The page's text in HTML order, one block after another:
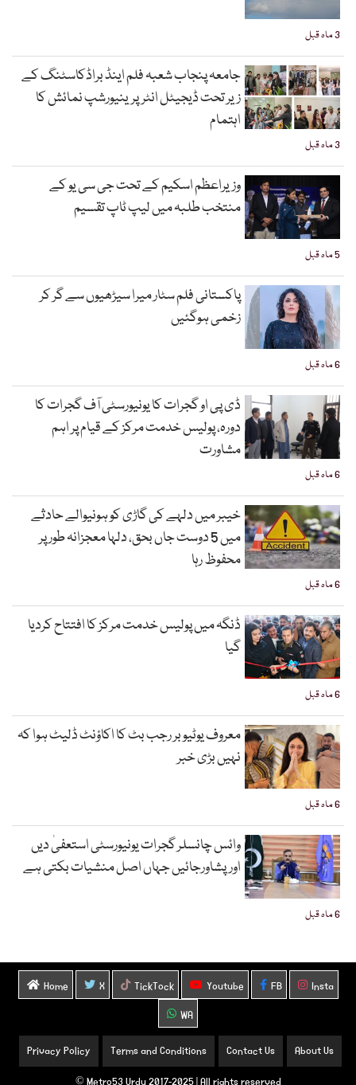
3 ماہ قبل
3 ماہ قبل
جامعہ پنجاب شعبہ فلم اینڈ براڈکاسٹنگ کے
زیر تحت ڈیجیٹل انٹرپرینیورشپ نمائش کا
اہتمام
5 ماہ قبل
وزیراعظم اسکیم کے تحت جی سی یو کے
منتخب طلبہ میں لیپ ٹاپ تقسیم
6 ماہ قبل
پاکستانی فلم سٹار میرا سیڑھیوں سے گر کر
زخمی ہوگئیں
6 ماہ قبل
ڈی پی او گجرات کا یونیورسٹی آف گجرات کا
دورہ، پولیس خدمت مرکز کے قیام پر اہم
مشاورت
6 ماہ قبل
خیبر میں دلہے کی گاڑی کو ہونیوالے حادثے
میں 5 دوست جاں بحق، دلہا معجزانہ طور پر
محفوظ رہا
6 ماہ قبل
ڈنگہ میں پولیس خدمت مرکز کا افتتاح کردیا
گیا
6 ماہ قبل
معروف یوٹیوبر رجب بٹ کا اکاؤنٹ ڈلیٹ ہوا کہ
نہیں بڑی خبر
6 ماہ قبل
وائس چانسلر گجرات یونیورسٹی استعفیٰ دیں
اورپشاورجائیں جہاں اصل منشیات بکتی ہے
Home X TickTock Youtube FB
Insta
WA
About Us
Contact Us
Terms and Conditions
Privacy Policy